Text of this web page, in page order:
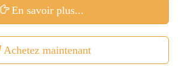
En savoir plus...
Achetez maintenant